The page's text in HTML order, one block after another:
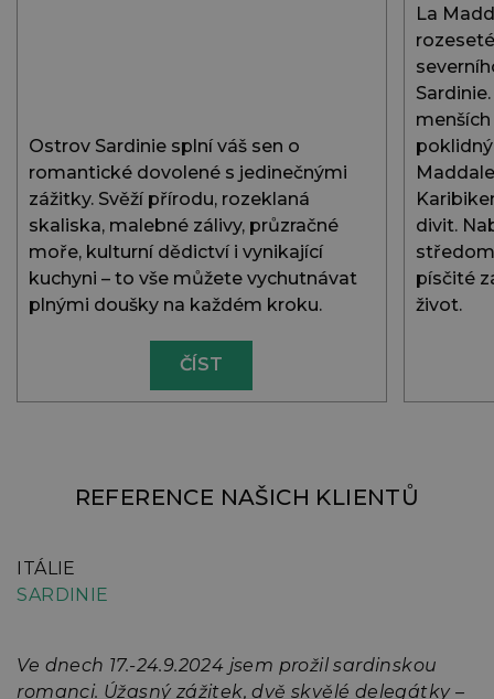
Ostrov Sardinie splní váš sen o
romantické dovolené s jedinečnými
zážitky. Svěží přírodu, rozeklaná
skaliska, malebné zálivy, průzračné
moře, kulturní dědictví i vynikající
kuchyni – to vše můžete vychutnávat
plnými doušky na každém kroku.
ČÍST
La
divit.
písčité
život.
REFERENCE NAŠICH KLIENTŮ
ITÁLIE
SARDINIE
Ve dnech 17.-24.9.2024 jsem prožil sardinskou
romanci. Úžasný zážitek, dvě skvělé delegátky –